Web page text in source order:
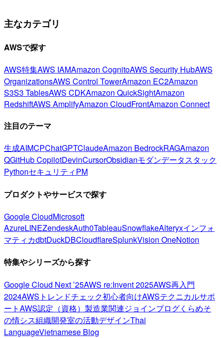
主なカテゴリ
AWSで探す
AWS特集AWS IAMAmazon CognitoAWS Security HubAWS
OrganizationsAWS Control TowerAmazon EC2Amazon
S3S3 TablesAWS CDKAmazon QuickSightAmazon
RedshiftAWS AmplifyAmazon CloudFrontAmazon Connect
注目のテーマ
生成AIMCPChatGPTClaudeAmazon BedrockRAGAmazon
QGitHub CopilotDevinCursorObsidianモダンデータスタック
PythonセキュリティPM
プロダクトやサービスで探す
Google CloudMicrosoft
AzureLINEZendeskAuth0TableauSnowflakeAlteryxインフォ
マティカdbtDuckDBCloudflareSplunkVision OneNotion
特集やシリーズから探す
Google Cloud Next ’25AWS re:Invent 2025AWS再入門
2024AWSトレンドチェック初心者向けAWSテクニカルサポ
ートAWS認定（資格） 製造業関連ジョインブログくらめそ
の情シス組織開発室の活動デザインThai
LanguageVietnamese Blog